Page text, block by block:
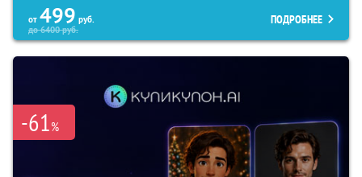
от 499 руб.
до6400руб.
ПОДРОБНЕЕ
-61%